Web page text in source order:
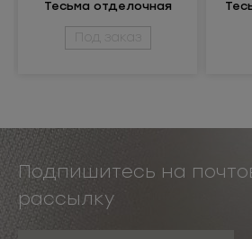
Тесьма отделочная
Под заказ
Подпишитесь на
рассылку